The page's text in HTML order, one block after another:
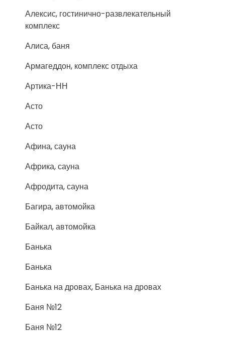
Алексис, гостинично-развлекательный
комплекс
Алиса, баня
Армагеддон, комплекс отдыха
Артика-НН
Асто
Асто
Афина, сауна
Африка, сауна
Афродита, сауна
Багира, автомойка
Байкал, автомойка
Банька
Банька
Банька на дровах, Банька на дровах
Баня №12
Баня №12